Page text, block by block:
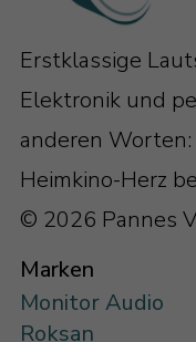
Erstklassige
Elektronik und
anderen
Heimkino-Herz
© 2026 Pannes
Marken
Monitor Audio
Roksan